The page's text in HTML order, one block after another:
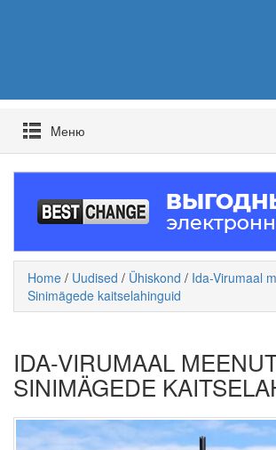
Mеню
Home / Uudised / Ühiskond / Ida-Virumaal
Sinimägede kaitselahinguid
IDA-VIRUMAAL
SINIMÄGEDE